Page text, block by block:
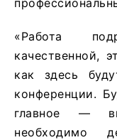
«Работа
качественной,
как здесь
конференции.
главное —
необходимо